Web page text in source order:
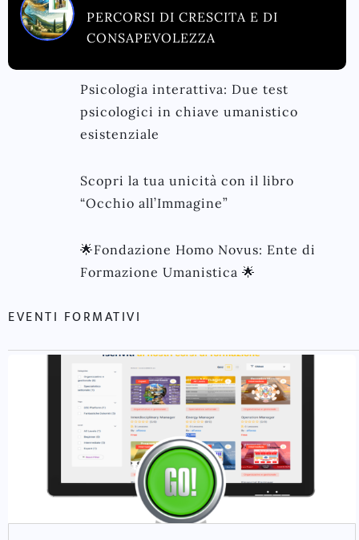
PERCORSI DI CRESCITA E DI
CONSAPEVOLEZZA
Psicologia interattiva: Due test
psicologici in chiave umanistico
esistenziale
Scopri la tua unicità con il libro
“Occhio all’Immagine”
🌟Fondazione Homo Novus: Ente di
Formazione Umanistica 🌟
EVENTI FORMATIVI